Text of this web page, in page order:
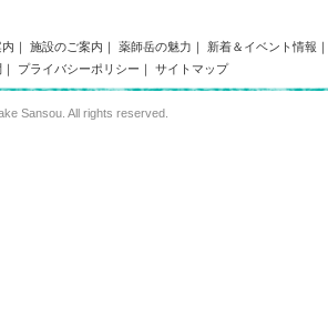
｜ 施設のご案内 ｜ 薬師岳の魅力 ｜ 新着＆イベント情報 ｜
｜ プライバシーポリシー ｜ サイトマップ
Sansou. All rights reserved.